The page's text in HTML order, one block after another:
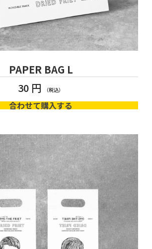
PAPER BAG L
30 円
合わせて購入する